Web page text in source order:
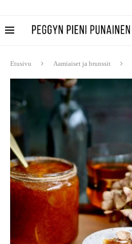
Etusivu Aamiaiset ja brunssit